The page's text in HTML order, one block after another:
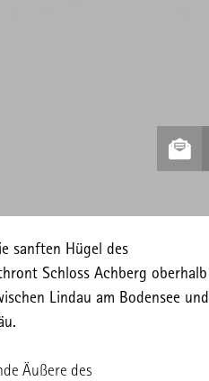
sanften Hügel des
Schloss Achberg oberhalb
Lindau am Bodensee und
Äußere des